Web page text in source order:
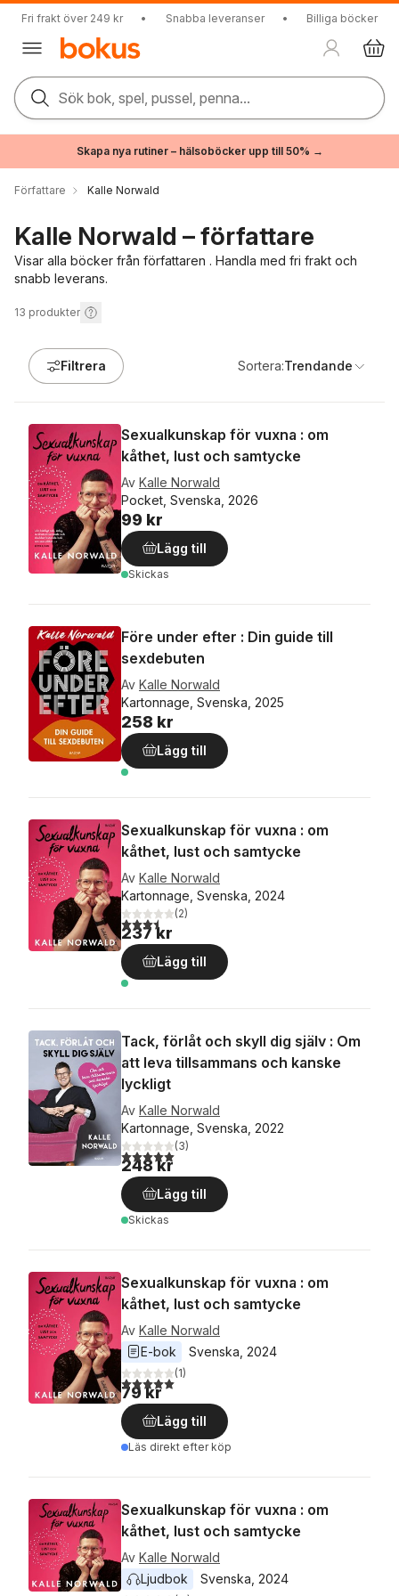
Fri frakt över 249 kr • Snabba leveranser • Billiga böcker
Sök bok, spel, pussel, penna...
Skapa nya rutiner – hälsoböcker upp till 50% →
Författare Kalle Norwald
Kalle Norwald – författare
Visar alla böcker från författaren . Handla med fri frakt och
snabb leverans.
13 produkter
Filtrera Sortera:Trendande
Sexualkunskap för vuxna : om
kåthet, lust och samtycke
Av Kalle Norwald
Pocket, Svenska, 2026
99 kr
Lägg till
Skickas
Före under efter : Din guide till
sexdebuten
Av Kalle Norwald
Kartonnage, Svenska, 2025
258 kr
Lägg till
Sexualkunskap för vuxna : om
kåthet, lust och samtycke
Av Kalle Norwald
Kartonnage, Svenska, 2024
3,5utav 5 stjärnor. Totalt antal röster:
(2)
237 kr
Lägg till
Tack, förlåt och skyll dig själv : Om
att leva tillsammans och kanske
lyckligt
Av Kalle Norwald
Kartonnage, Svenska, 2022
5,0utav 5 stjärnor. Totalt antal röster:
(3)
248 kr
Lägg till
Skickas
Sexualkunskap för vuxna : om
kåthet, lust och samtycke
Av Kalle Norwald
E-bok
Svenska 2024
5,0utav 5 stjärnor. Totalt antal röster:
(1)
79 kr
Lägg till
Läs direkt efter köp
Sexualkunskap för vuxna : om
kåthet, lust och samtycke
Av Kalle Norwald
Ljudbok
Svenska 2024